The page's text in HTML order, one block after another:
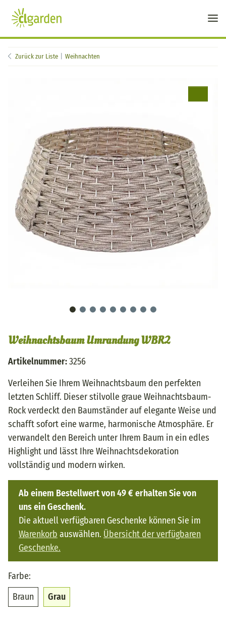
Zurück zur Liste Weihnachten
Weihnachtsbaum Umrandung WBR2
Artikelnummer:3256
Verleihen Sie Ihrem Weihnachtsbaum den perfekten
letzten Schliff. Dieser stilvolle graue Weihnachtsbaum-
Rock verdeckt den Baumständer auf elegante Weise und
schafft sofort eine warme, harmonische Atmosphäre. Er
verwandelt den Bereich unter Ihrem Baum in ein edles
Highlight und lässt Ihre Weihnachtsdekoration
vollständig und modern wirken.
Ab einem Bestellwert von 49 € erhalten Sie von
uns ein Geschenk.
Die aktuell verfügbaren Geschenke können Sie im
Warenkorb auswählen. Übersicht der verfügbaren
Geschenke.
Farbe:
Braun BraunGrauGrau